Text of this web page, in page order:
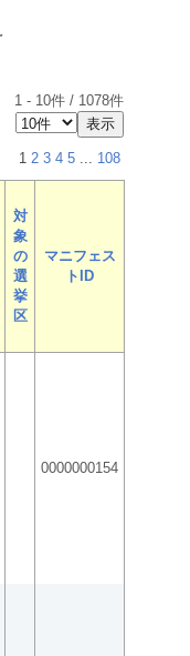
1 - 10件 / 1078件
1 2 3 4 5 ... 108
対
象
の
選
挙
区
マニフェス
トID
0000000154